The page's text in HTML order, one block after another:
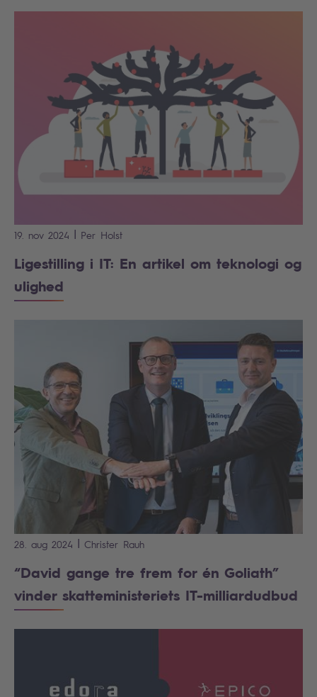
19. nov 2024 | Per Holst
Ligestilling i IT: En artikel om teknologi og
ulighed
28. aug 2024 | Christer Rauh
“David gange tre frem for én Goliath”
vinder skatteministeriets IT-milliardudbud